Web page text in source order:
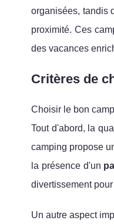
organisées, tandis
proximité. Ces
des vacances
Critères de
Choisir le bon
Tout d'abord, la
camping propose
la présence d'un
divertissement
Un autre aspect